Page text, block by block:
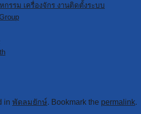
กรรม เครื่องจักร งานติดตั้งระบบ
in พัดลมยักษ์. Bookmark the permalink.